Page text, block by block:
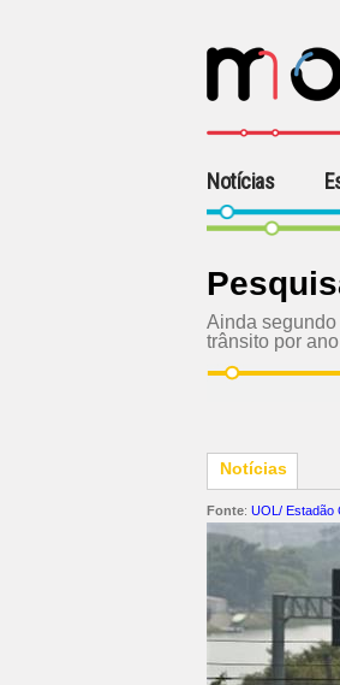
Notícias
Ainda
trânsito por ano
Notícias
Fonte: UOL/ Estadão